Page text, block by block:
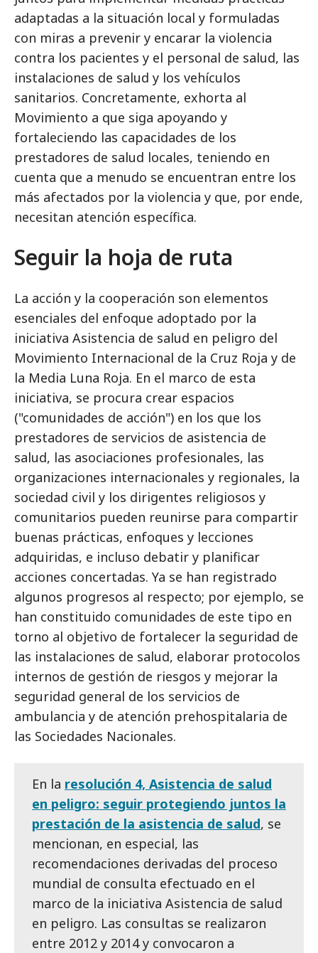
adaptadas a la situación local y formuladas
con miras a prevenir y encarar la violencia
contra los pacientes y el personal de salud, las
instalaciones de salud y los vehículos
sanitarios. Concretamente, exhorta al
Movimiento a que siga apoyando y
fortaleciendo las capacidades de los
prestadores de salud locales, teniendo en
cuenta que a menudo se encuentran entre los
más afectados por la violencia y que, por ende,
necesitan atención específica.
Seguir la hoja de ruta
La acción y la cooperación son elementos
esenciales del enfoque adoptado por la
iniciativa Asistencia de salud en peligro del
Movimiento Internacional de la Cruz Roja y de
la Media Luna Roja. En el marco de esta
iniciativa, se procura crear espacios
("comunidades de acción") en los que los
prestadores de servicios de asistencia de
salud, las asociaciones profesionales, las
organizaciones internacionales y regionales, la
sociedad civil y los dirigentes religiosos y
comunitarios pueden reunirse para compartir
buenas prácticas, enfoques y lecciones
adquiridas, e incluso debatir y planificar
acciones concertadas. Ya se han registrado
algunos progresos al respecto; por ejemplo, se
han constituido comunidades de este tipo en
torno al objetivo de fortalecer la seguridad de
las instalaciones de salud, elaborar protocolos
internos de gestión de riesgos y mejorar la
seguridad general de los servicios de
ambulancia y de atención prehospitalaria de
las Sociedades Nacionales.
En la resolución 4, Asistencia de salud
en peligro: seguir protegiendo juntos la
prestación de la asistencia de salud, se
mencionan, en especial, las
recomendaciones derivadas del proceso
mundial de consulta efectuado en el
marco de la iniciativa Asistencia de salud
en peligro. Las consultas se realizaron
entre 2012 y 2014 y convocaron a